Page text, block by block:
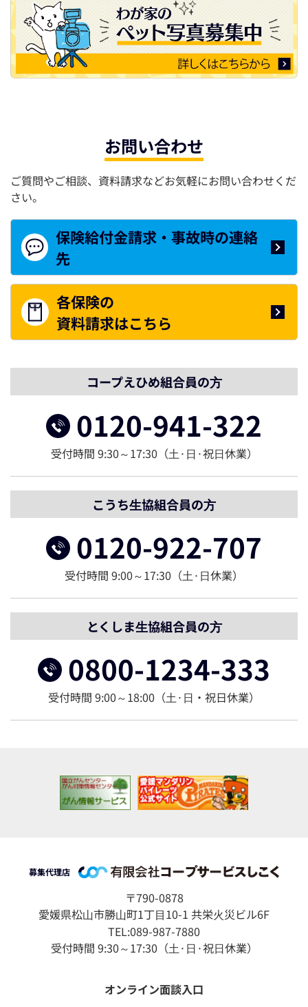
お問い合わせ
ご質問やご相談、資料請求などお気軽にお問い合わせくだ
さい。
保険給付金請求・事故時の連絡
先
各保険の
資料請求はこちら
コープえひめ組合員の⽅
0120-941-322
受付時間 9:30～17:30（⼟·⽇·祝⽇休業）
こうち⽣協組合員の⽅
0120-922-707
受付時間 9:00～17:30（⼟·⽇休業）
とくしま⽣協組合員の⽅
0800-1234-333
受付時間 9:00～18:00（⼟·⽇・祝日休業）
募集代理店
〒790-0878
愛媛県松⼭市勝⼭町1丁⽬10-1 共栄⽕災ビル6F
TEL:089-987-7880
受付時間 9:30～17:30（⼟·⽇·祝⽇休業）
オンライン面談入口